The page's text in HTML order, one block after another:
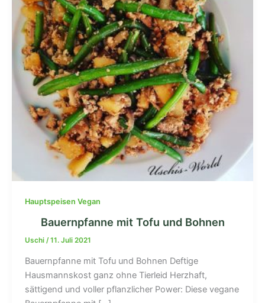
Hauptspeisen Vegan
Bauernpfanne mit Tofu und Bohnen
Uschi /11. Juli 2021
Bauernpfanne mit Tofu und Bohnen Deftige
Hausmannskost ganz ohne Tierleid Herzhaft,
sättigend und voller pflanzlicher Power: Diese vegane